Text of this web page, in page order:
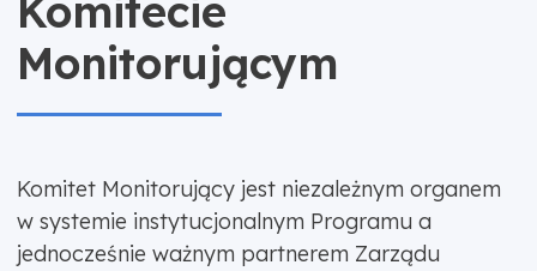
Komitecie
Monitorującym
Komitet Monitorujący jest niezależnym organem
w systemie instytucjonalnym Programu a
jednocześnie ważnym partnerem Zarządu